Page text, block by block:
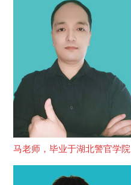
马老师，毕业于湖北警官学院